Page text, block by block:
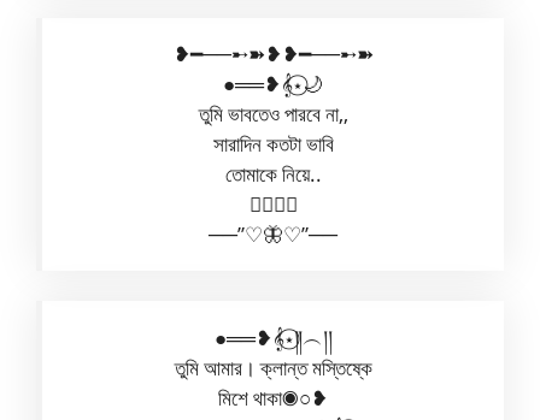
❥━──➸➽❥❥━──➸➽
●══❥𝄞⋆⃝🌙
তুমি ভাবতেও পারবে না,,
সারাদিন কতটা ভাবি
তোমাকে নিয়ে..
✿⃟✺⃟
──”♡🦋♡”──
●══❥𝄞⋆⃝༎︵།།
তুমি আমার। ক্লান্ত মস্তিষ্কে
মিশে থাকা◉○❥